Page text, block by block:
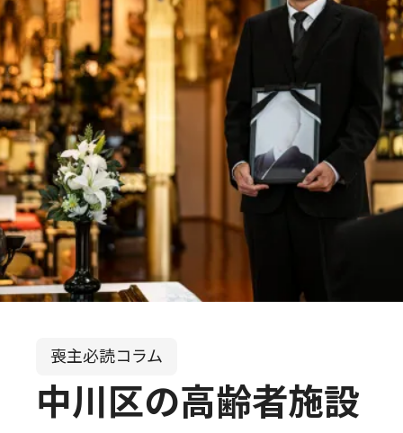
喪主必読コラム
中川区の高齢者施設